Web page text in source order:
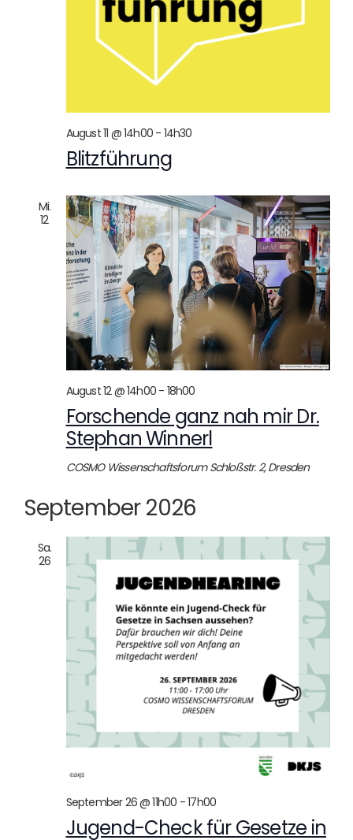
Blitzführung
August 11 @ 14h00- 14h30
Mi.
12
Forschende ganz nah mir Dr.
Stephan Winnerl
August 12 @ 14h00- 18h00
COSMO WissenschaftsforumSchloßstr. 2, Dresden
September 2026
Sa.
26
Jugend-Check für Gesetze in
September 26 @ 11h00 -17h00